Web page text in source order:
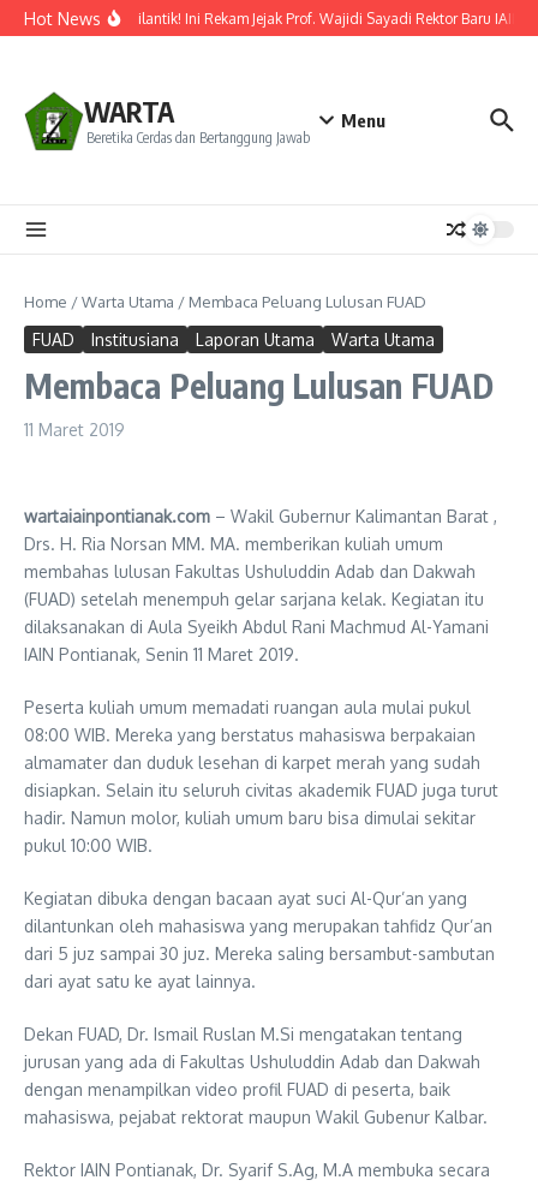
Lewati ke konten
Hot NewsResmi Dilantik! Ini Rekam Jejak Prof. Wajidi Sayadi Rektor Baru IAIN
WARTA
Beretika Cerdas dan Bertanggung Jawab
Menu
Home /Warta Utama / Membaca Peluang Lulusan FUAD
FUAD Institusiana Laporan Utama Warta Utama
Membaca Peluang Lulusan FUAD
11 Maret 2019
wartaiainpontianak.com – Wakil Gubernur Kalimantan Barat ,
Drs. H. Ria Norsan MM. MA. memberikan kuliah umum
membahas lulusan Fakultas Ushuluddin Adab dan Dakwah
(FUAD) setelah menempuh gelar sarjana kelak. Kegiatan itu
dilaksanakan di Aula Syeikh Abdul Rani Machmud Al-Yamani
IAIN Pontianak, Senin 11 Maret 2019.
Peserta kuliah umum memadati ruangan aula mulai pukul
08:00 WIB. Mereka yang berstatus mahasiswa berpakaian
almamater dan duduk lesehan di karpet merah yang sudah
disiapkan. Selain itu seluruh civitas akademik FUAD juga turut
hadir. Namun molor, kuliah umum baru bisa dimulai sekitar
pukul 10:00 WIB.
Kegiatan dibuka dengan bacaan ayat suci Al-Qur’an yang
dilantunkan oleh mahasiswa yang merupakan tahfidz Qur’an
dari 5 juz sampai 30 juz. Mereka saling bersambut-sambutan
dari ayat satu ke ayat lainnya.
Dekan FUAD, Dr. Ismail Ruslan M.Si mengatakan tentang
jurusan yang ada di Fakultas Ushuluddin Adab dan Dakwah
dengan menampilkan video profil FUAD di peserta, baik
mahasiswa, pejabat rektorat maupun Wakil Gubenur Kalbar.
Rektor IAIN Pontianak, Dr. Syarif S.Ag, M.A membuka secara